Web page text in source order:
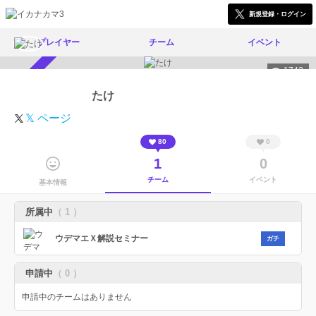
新規登録・ログイン
プレイヤー チーム イベント
1742
たけ
𝕏 ページ
基本情報
80
1
チーム
0
0
イベント
所属中 （ 1 ）
ウデマエＸ解説セミナー ガチ
申請中 （ 0 ）
申請中のチームはありません